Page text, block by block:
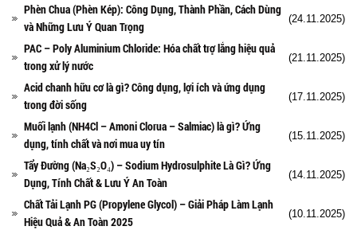
Phèn Chua (Phèn Kép): Công Dụng, Thành Phần, Cách Dùng
và Những Lưu Ý Quan Trọng
(24.11.2025)
PAC – Poly Aluminium Chloride: Hóa chất trợ lắng hiệu quả
trong xử lý nước
(21.11.2025)
Acid chanh hữu cơ là gì? Công dụng, lợi ích và ứng dụng
trong đời sống
(17.11.2025)
Muối lạnh (NH4Cl – Amoni Clorua – Salmiac) là gì? Ứng
dụng, tính chất và nơi mua uy tín
(15.11.2025)
Tẩy Đường (Na₂S₂O₄) – Sodium Hydrosulphite Là Gì? Ứng
Dụng, Tính Chất & Lưu Ý An Toàn
(14.11.2025)
Chất Tải Lạnh PG (Propylene Glycol) – Giải Pháp Làm Lạnh
Hiệu Quả & An Toàn 2025
(10.11.2025)